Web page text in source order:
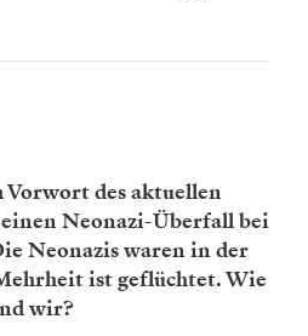
Vorwort des aktuellen
Neonazi-Überfall bei
Neonazis waren in der
ist geflüchtet. Wie
wir?